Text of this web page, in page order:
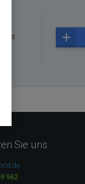
Sie uns
962